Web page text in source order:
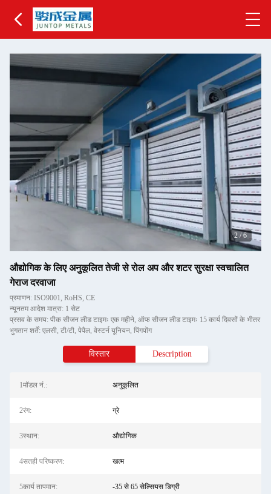
2 /6
औद्योगिक के लिए अनुकूलित तेजी से रोल अप और शटर सुरक्षा स्वचालित
गेराज दरवाजा
प्रमाणन: ISO9001, RoHS, CE
न्यूनतम आदेश मात्रा: 1 सेट
प्रसव के समय: पीक सीजन लीड टाइमः एक महीने, ऑफ सीजन लीड टाइमः 15 कार्य दिवसों के भीतर
भुगतान शर्तें: एलसी, टी/टी, पेपैल, वेस्टर्न यूनियन, पिंगपोंग
विस्तार Description
1मॉडल नं.: अनुकूलित
2रंग: ग्रे
3स्थान: औद्योगिक
4सतही परिष्करण: खत्म
5कार्य तापमान: -35 से 65 सेल्सियस डिग्री